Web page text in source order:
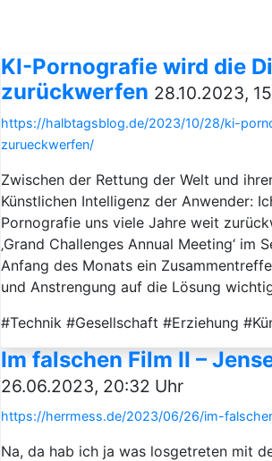
KI-Pornografie wird die
zurückwerfen 28.10.2023,
https://halbtagsblog.de/2023/10/28/ki-
zurueckwerfen/
Zwischen der Rettung der Welt und
Künstlichen Intelligenz der Anwender:
Pornografie uns viele Jahre weit
‚Grand Challenges Annual Meeting‘ im
Anfang des Monats ein
und Anstrengung auf die Lösung
#Technik #Gesellschaft #Erziehung
Im falschen Film II –
26.06.2023, 20:32 Uhr
https://herrmess.de/2023/06/26/im-
Na, da hab ich ja was losgetreten mit